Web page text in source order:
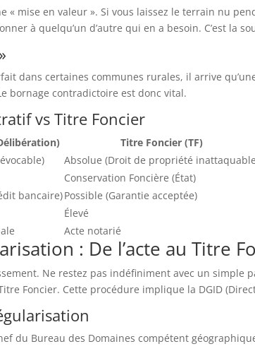
« mise en valeur ». Si vous laissez le terrain nu
à quelqu’un d’autre qui en a besoin. C’est la
dans certaines communes rurales, il arrive
bornage contradictoire est donc vital.
vs Titre Foncier
Titre Foncier (TF)
Absolue (Droit de propriété
Conservation Foncière (État)
bancaire)Possible (Garantie acceptée)
Élevé
Acte notarié
: De l’acte au Titre
Ne restez pas indéfiniment avec un
Foncier. Cette procédure implique la DGID
du Bureau des Domaines compétent